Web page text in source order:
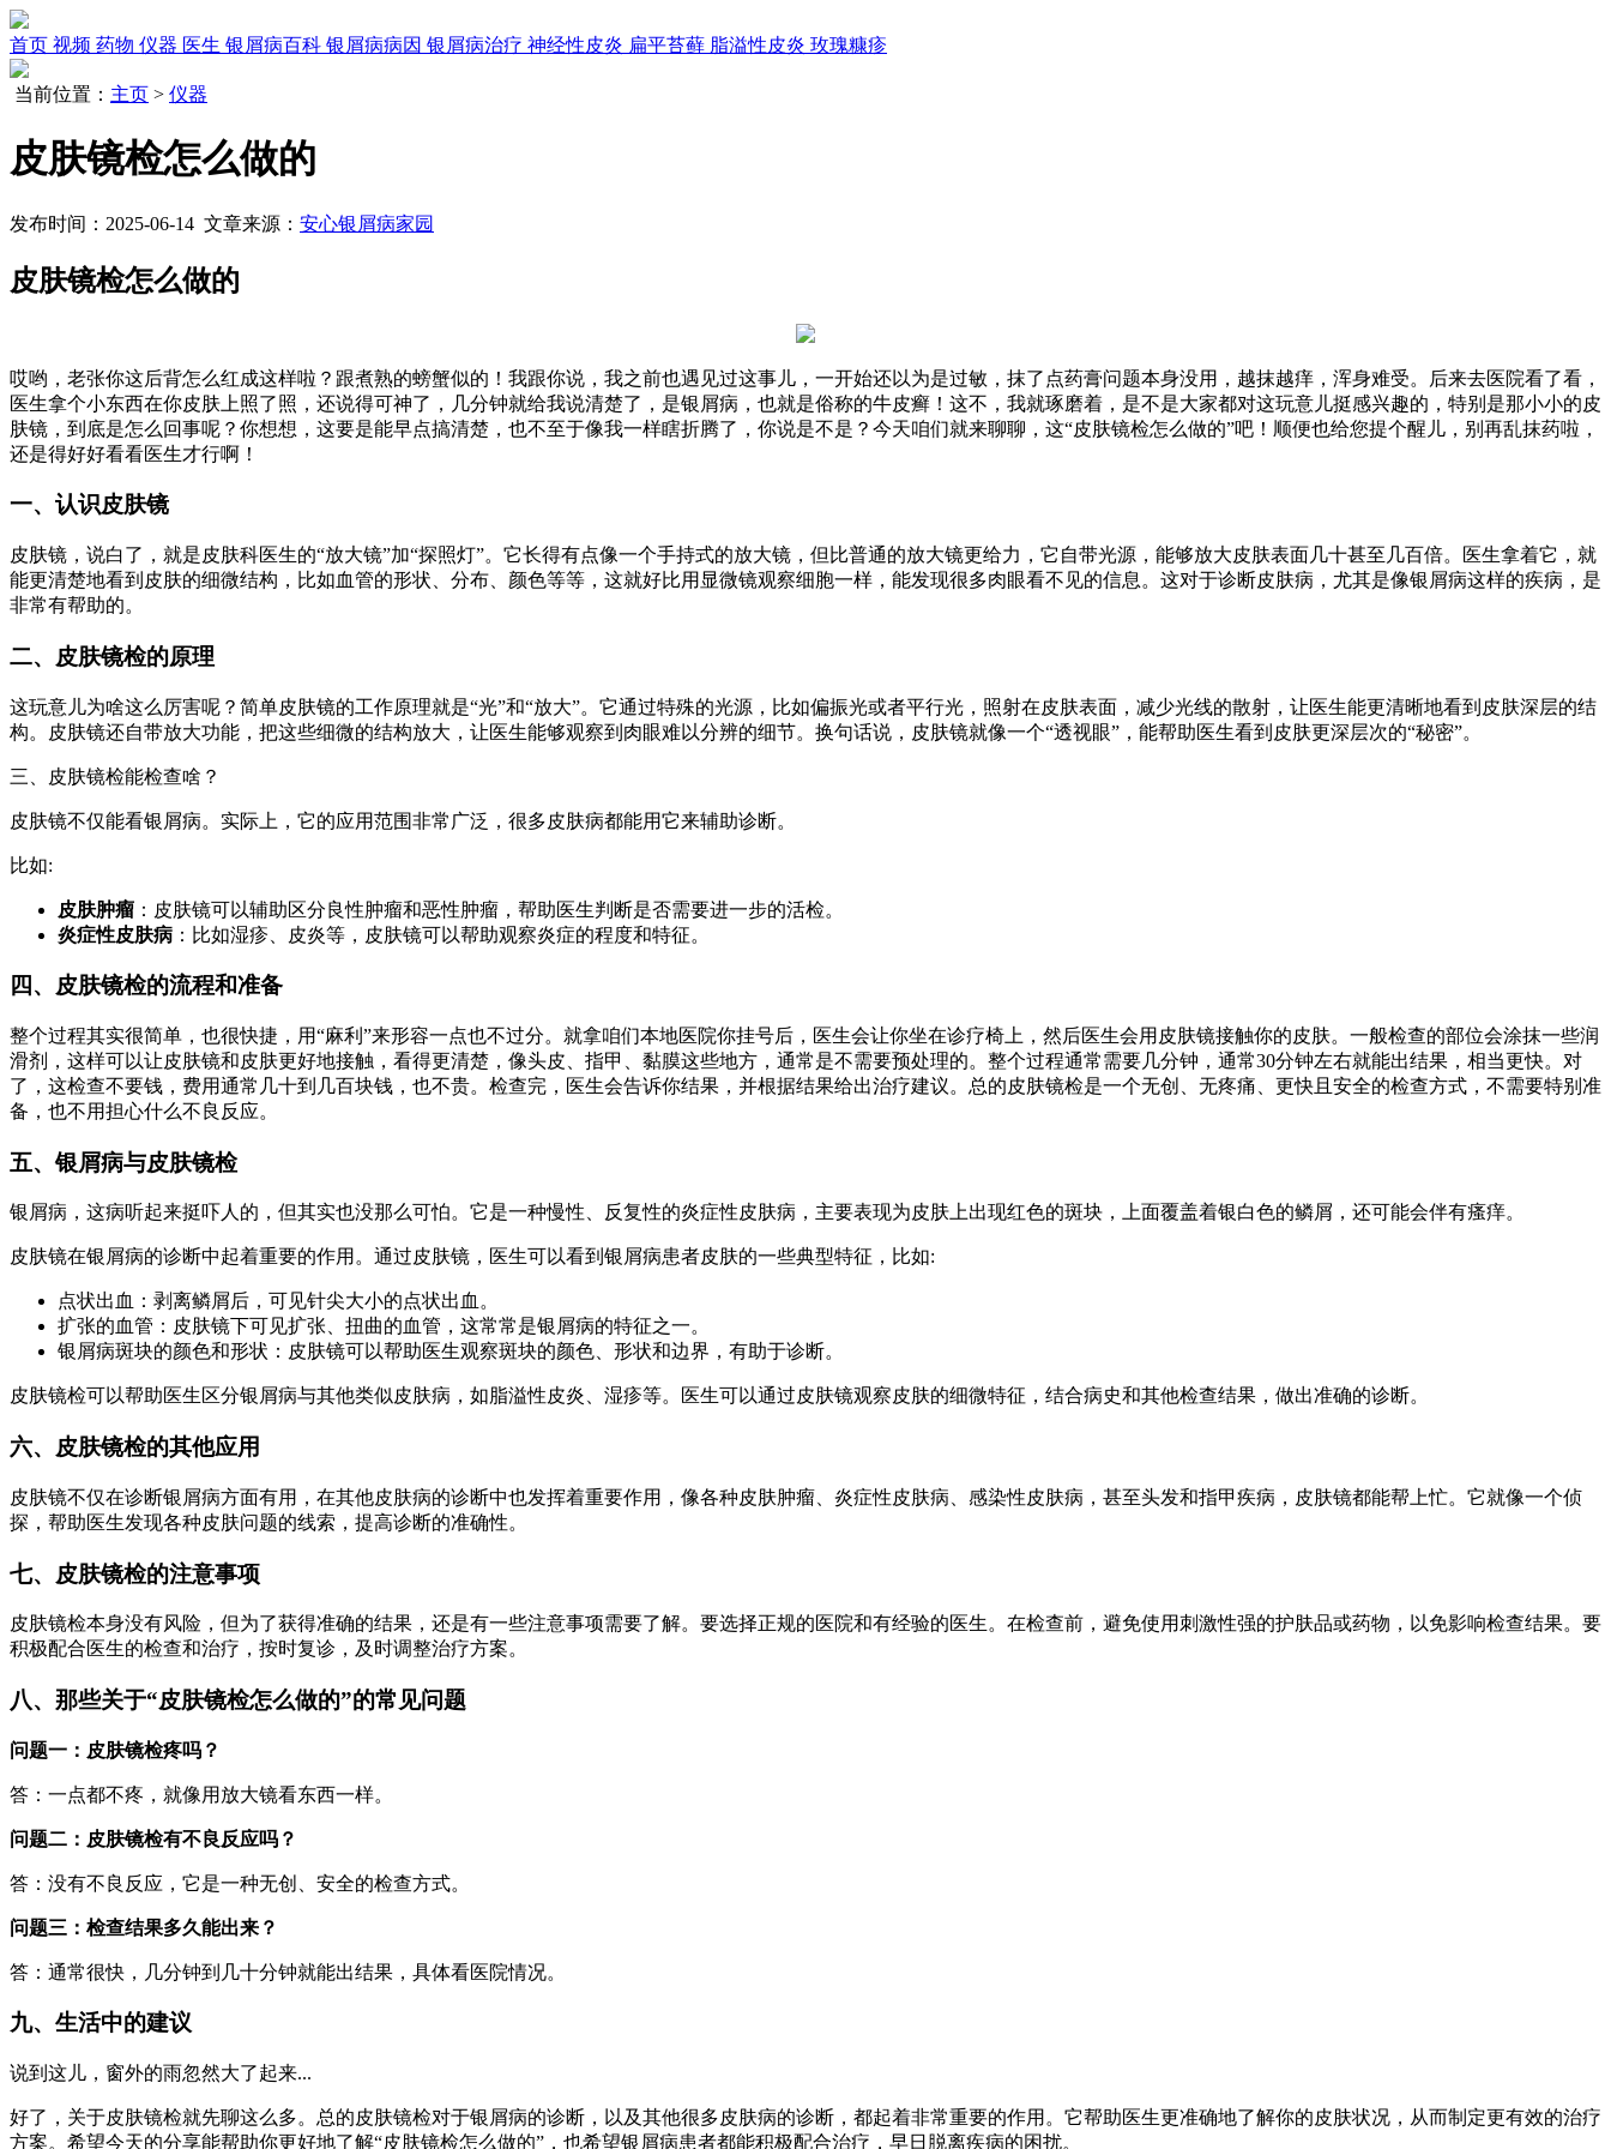
首页 视频 药物 仪器 医生 银屑病百科 银屑病病因 银屑病治疗 神经性皮炎 扁平苔藓 脂溢性皮炎 玫瑰糠疹
当前位置： 主页 > 仪器
皮肤镜检怎么做的
发布时间：2025-06-14 文章来源： 安心银屑病家园
皮肤镜检怎么做的
哎哟，老张你这后背怎么红成这样啦？跟煮熟的螃蟹似的！我跟你说，我之前也遇见过这事儿，一开始还以为是过敏，抹了点药膏问题本身没用，越抹越痒，浑身难受。后来去医院看了看，
医生拿个小东西在你皮肤上照了照，还说得可神了，几分钟就给我说清楚了，是银屑病，也就是俗称的牛皮癣！这不，我就琢磨着，是不是大家都对这玩意儿挺感兴趣的，特别是那小小的皮
肤镜，到底是怎么回事呢？你想想，这要是能早点搞清楚，也不至于像我一样瞎折腾了，你说是不是？今天咱们就来聊聊，这“皮肤镜检怎么做的”吧！顺便也给您提个醒儿，别再乱抹药啦，
还是得好好看看医生才行啊！
一、认识皮肤镜
皮肤镜，说白了，就是皮肤科医生的“放大镜”加“探照灯”。它长得有点像一个手持式的放大镜，但比普通的放大镜更给力，它自带光源，能够放大皮肤表面几十甚至几百倍。医生拿着它，就
能更清楚地看到皮肤的细微结构，比如血管的形状、分布、颜色等等，这就好比用显微镜观察细胞一样，能发现很多肉眼看不见的信息。这对于诊断皮肤病，尤其是像银屑病这样的疾病，是
非常有帮助的。
二、皮肤镜检的原理
这玩意儿为啥这么厉害呢？简单皮肤镜的工作原理就是“光”和“放大”。它通过特殊的光源，比如偏振光或者平行光，照射在皮肤表面，减少光线的散射，让医生能更清晰地看到皮肤深层的结
构。皮肤镜还自带放大功能，把这些细微的结构放大，让医生能够观察到肉眼难以分辨的细节。换句话说，皮肤镜就像一个“透视眼”，能帮助医生看到皮肤更深层次的“秘密”。
三、皮肤镜检能检查啥？
皮肤镜不仅能看银屑病。实际上，它的应用范围非常广泛，很多皮肤病都能用它来辅助诊断。
比如:
皮肤肿瘤 ：皮肤镜可以辅助区分良性肿瘤和恶性肿瘤，帮助医生判断是否需要进一步的活检。
炎症性皮肤病 ：比如湿疹、皮炎等，皮肤镜可以帮助观察炎症的程度和特征。
四、皮肤镜检的流程和准备
整个过程其实很简单，也很快捷，用“麻利”来形容一点也不过分。就拿咱们本地医院你挂号后，医生会让你坐在诊疗椅上，然后医生会用皮肤镜接触你的皮肤。一般检查的部位会涂抹一些润
滑剂，这样可以让皮肤镜和皮肤更好地接触，看得更清楚，像头皮、指甲、黏膜这些地方，通常是不需要预处理的。整个过程通常需要几分钟，通常30分钟左右就能出结果，相当更快。对
了，这检查不要钱，费用通常几十到几百块钱，也不贵。检查完，医生会告诉你结果，并根据结果给出治疗建议。总的皮肤镜检是一个无创、无疼痛、更快且安全的检查方式，不需要特别准
备，也不用担心什么不良反应。
五、银屑病与皮肤镜检
银屑病，这病听起来挺吓人的，但其实也没那么可怕。它是一种慢性、反复性的炎症性皮肤病，主要表现为皮肤上出现红色的斑块，上面覆盖着银白色的鳞屑，还可能会伴有瘙痒。
皮肤镜在银屑病的诊断中起着重要的作用。通过皮肤镜，医生可以看到银屑病患者皮肤的一些典型特征，比如:
点状出血：剥离鳞屑后，可见针尖大小的点状出血。
扩张的血管：皮肤镜下可见扩张、扭曲的血管，这常常是银屑病的特征之一。
银屑病斑块的颜色和形状：皮肤镜可以帮助医生观察斑块的颜色、形状和边界，有助于诊断。
皮肤镜检可以帮助医生区分银屑病与其他类似皮肤病，如脂溢性皮炎、湿疹等。医生可以通过皮肤镜观察皮肤的细微特征，结合病史和其他检查结果，做出准确的诊断。
六、皮肤镜检的其他应用
皮肤镜不仅在诊断银屑病方面有用，在其他皮肤病的诊断中也发挥着重要作用，像各种皮肤肿瘤、炎症性皮肤病、感染性皮肤病，甚至头发和指甲疾病，皮肤镜都能帮上忙。它就像一个侦
探，帮助医生发现各种皮肤问题的线索，提高诊断的准确性。
七、皮肤镜检的注意事项
皮肤镜检本身没有风险，但为了获得准确的结果，还是有一些注意事项需要了解。要选择正规的医院和有经验的医生。在检查前，避免使用刺激性强的护肤品或药物，以免影响检查结果。要
积极配合医生的检查和治疗，按时复诊，及时调整治疗方案。
八、那些关于“皮肤镜检怎么做的”的常见问题
问题一：皮肤镜检疼吗？
答：一点都不疼，就像用放大镜看东西一样。
问题二：皮肤镜检有不良反应吗？
答：没有不良反应，它是一种无创、安全的检查方式。
问题三：检查结果多久能出来？
答：通常很快，几分钟到几十分钟就能出结果，具体看医院情况。
九、生活中的建议
说到这儿，窗外的雨忽然大了起来...
好了，关于皮肤镜检就先聊这么多。总的皮肤镜检对于银屑病的诊断，以及其他很多皮肤病的诊断，都起着非常重要的作用。它帮助医生更准确地了解你的皮肤状况，从而制定更有效的治疗
方案。希望今天的分享能帮助你更好地了解“皮肤镜检怎么做的”，也希望银屑病患者都能积极配合治疗，早日脱离疾病的困扰。